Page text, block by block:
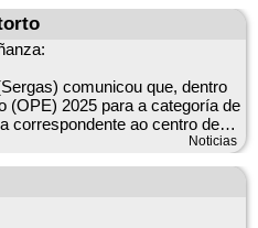
de menos de 5.000
presentación ata esgotar o
a convocatoria da Xunta de
comunicou que, dentro
(OPE) 2025 para a categoría de
correspondente ao centro de
posesión nos vindeiros
efectiva ao centro de saúde
reforzar a atención
Noticias